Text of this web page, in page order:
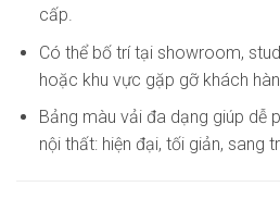
cấp.
Có thể bố trí tại showroom,
hoặc khu vực gặp gỡ khách
Bảng màu vải đa dạng giúp dễ
nội thất: hiện đại, tối giản, sang